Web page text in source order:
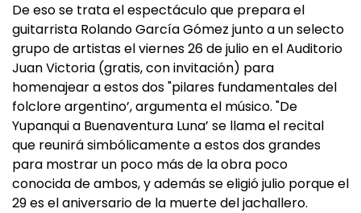
De eso se trata el espectáculo que prepara el
guitarrista Rolando García Gómez junto a un selecto
grupo de artistas el viernes 26 de julio en el Auditorio
Juan Victoria (gratis, con invitación) para
homenajear a estos dos "pilares fundamentales del
folclore argentino’, argumenta el músico. "De
Yupanqui a Buenaventura Luna’ se llama el recital
que reunirá simbólicamente a estos dos grandes
para mostrar un poco más de la obra poco
conocida de ambos, y además se eligió julio porque el
29 es el aniversario de la muerte del jachallero.